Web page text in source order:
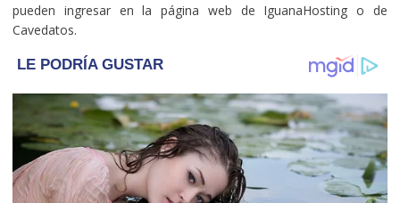
pueden ingresar en la página web de IguanaHosting o de
Cavedatos.